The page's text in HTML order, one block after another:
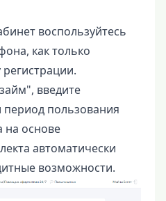
воспользуйтесь
как только
введите
пользования
на основе
автоматически
возможности.